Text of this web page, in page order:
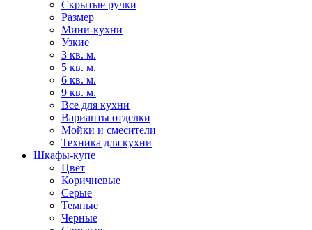
Скрытые ручки
Размер
Мини-кухни
Узкие
3 кв. м.
5 кв. м.
6 кв. м.
9 кв. м.
Все для кухни
Варианты отделки
Мойки и смесители
Техника для кухни
Шкафы-купе
Цвет
Коричневые
Серые
Темные
Черные